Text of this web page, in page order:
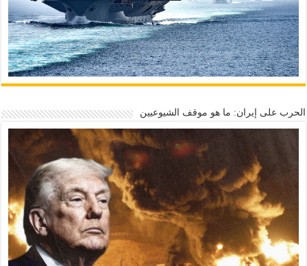
الحرب على إيران: ما هو موقف الشيوعيين